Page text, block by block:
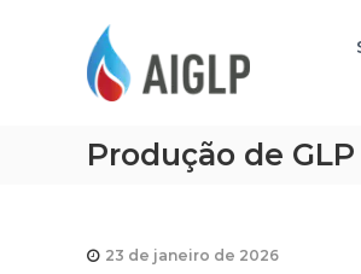
Produção de
23 de janeiro de 2026